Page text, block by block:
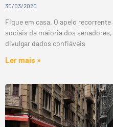
30/03/2020
Fique em casa. O apelo
sociais da maioria dos
divulgar dados confiáveis
Ler mais »